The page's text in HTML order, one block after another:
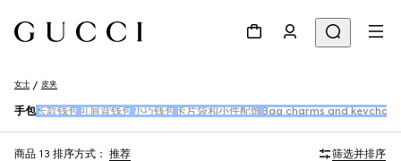
女士 皮夹
手包长款钱包 可肩背钱包 小巧钱包 卡片袋和小件配饰 Bag charms and
商品 13 排序方式： 推荐 筛选并排序